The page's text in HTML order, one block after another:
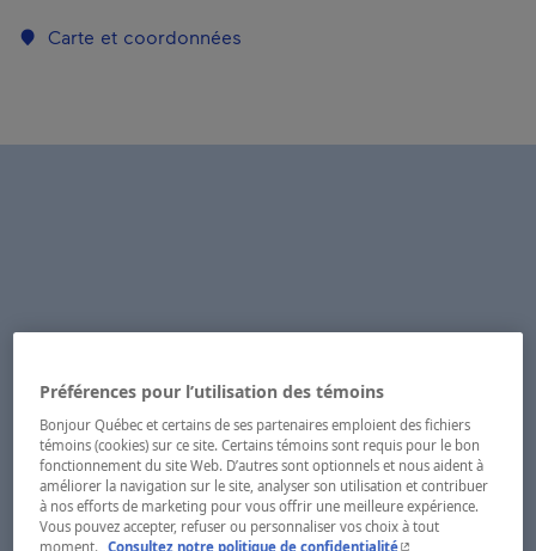
Carte et coordonnées
Préférences pour l’utilisation des témoins
Bonjour Québec et certains de ses partenaires emploient des fichiers
témoins (cookies) sur ce site. Certains témoins sont requis pour le bon
fonctionnement du site Web. D’autres sont optionnels et nous aident à
améliorer la navigation sur le site, analyser son utilisation et contribuer
à nos efforts de marketing pour vous offrir une meilleure expérience.
Vous pouvez accepter, refuser ou personnaliser vos choix à tout
moment. Consultez notre politique de confidentialité- Cet hyperlien